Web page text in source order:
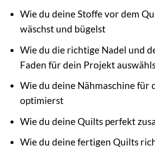
Wie du deine Stoffe vor dem
wäschst und bügelst
Wie du die richtige Nadel und
Faden für dein Projekt
Wie du deine Nähmaschine für
optimierst
Wie du deine Quilts perfekt
Wie du deine fertigen Quilts